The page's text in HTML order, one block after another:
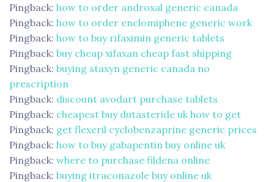
Pingback: how to order androxal generic canada
Pingback: how to order enclomiphene generic work
Pingback: how to buy rifaximin generic tablets
Pingback: buy cheap xifaxan cheap fast shipping
Pingback: buying staxyn generic canada no
prescription
Pingback: discount avodart purchase tablets
Pingback: cheapest buy dutasteride uk how to get
Pingback: get flexeril cyclobenzaprine generic prices
Pingback: how to buy gabapentin buy online uk
Pingback: where to purchase fildena online
Pingback: buying itraconazole buy online uk